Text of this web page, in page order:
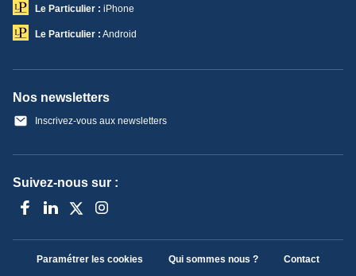
Le Particulier : iPhone
Le Particulier : Android
Nos newsletters
Inscrivez-vous aux newsletters
Suivez-nous sur :
Paramétrer les cookies Qui sommes nous ? Contact